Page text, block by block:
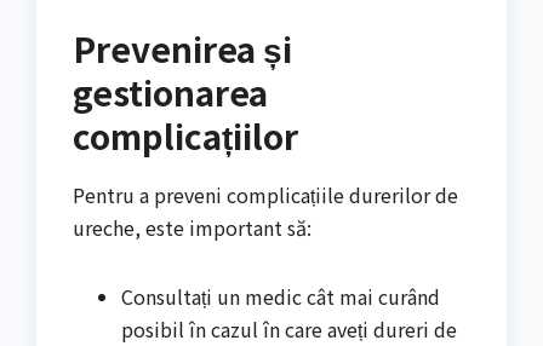
Prevenirea și
gestionarea
complicațiilor
Pentru a preveni complicațiile durerilor de
ureche, este important să:
Consultați un medic cât mai curând
posibil în cazul în care aveți dureri de